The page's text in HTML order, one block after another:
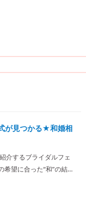
が見つかる★和婚相
介するブライダルフェ
望に合った“和”の結婚
・有楽町線・南北線、